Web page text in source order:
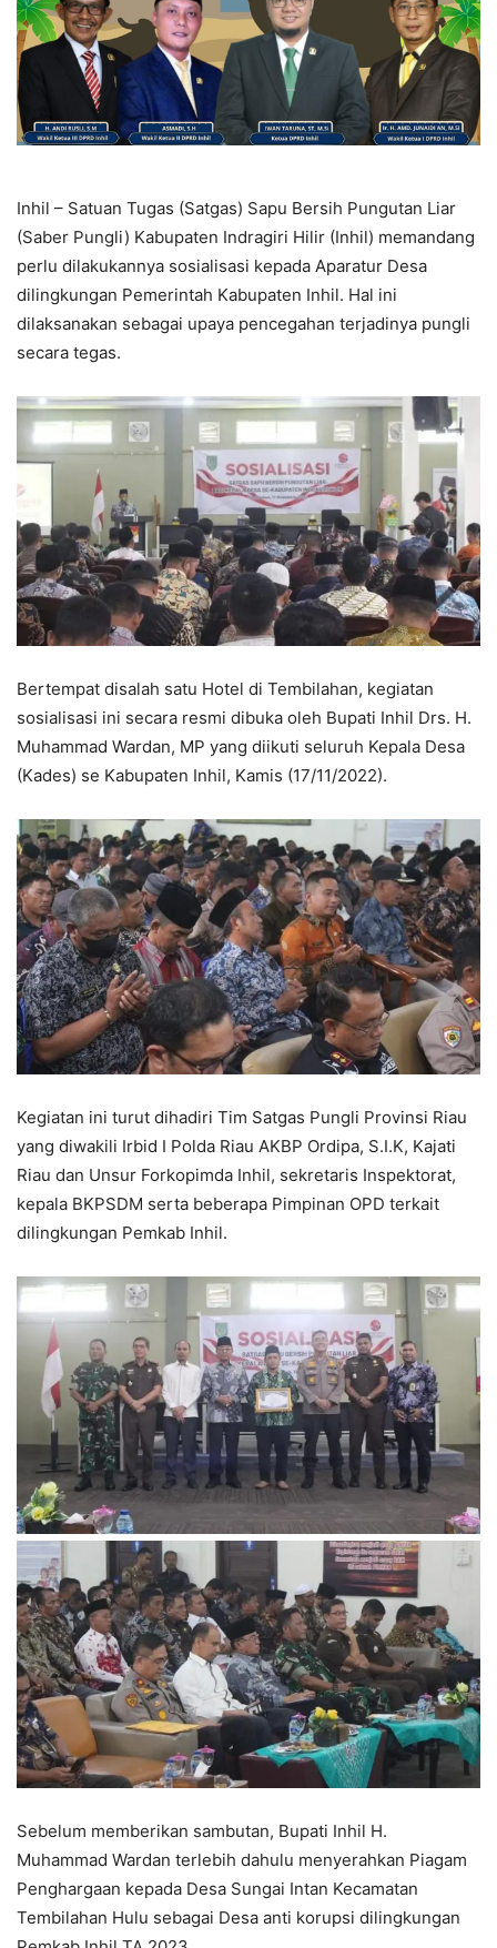
Inhil – Satuan Tugas (Satgas) Sapu Bersih Pungutan Liar
(Saber Pungli) Kabupaten Indragiri Hilir (Inhil) memandang
perlu dilakukannya sosialisasi kepada Aparatur Desa
dilingkungan Pemerintah Kabupaten Inhil. Hal ini
dilaksanakan sebagai upaya pencegahan terjadinya pungli
secara tegas.
Bertempat disalah satu Hotel di Tembilahan, kegiatan
sosialisasi ini secara resmi dibuka oleh Bupati Inhil Drs. H.
Muhammad Wardan, MP yang diikuti seluruh Kepala Desa
(Kades) se Kabupaten Inhil, Kamis (17/11/2022).
Kegiatan ini turut dihadiri Tim Satgas Pungli Provinsi Riau
yang diwakili Irbid I Polda Riau AKBP Ordipa, S.I.K, Kajati
Riau dan Unsur Forkopimda Inhil, sekretaris Inspektorat,
kepala BKPSDM serta beberapa Pimpinan OPD terkait
dilingkungan Pemkab Inhil.
Sebelum memberikan sambutan, Bupati Inhil H.
Muhammad Wardan terlebih dahulu menyerahkan Piagam
Penghargaan kepada Desa Sungai Intan Kecamatan
Tembilahan Hulu sebagai Desa anti korupsi dilingkungan